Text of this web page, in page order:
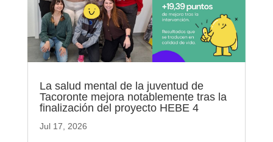
La salud mental de la juventud de
Tacoronte mejora notablemente tras la
finalización del proyecto HEBE 4
Jul 17, 2026